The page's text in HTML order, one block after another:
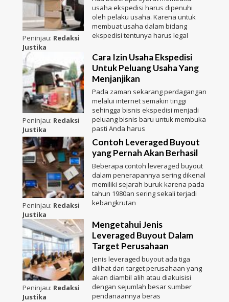
Peninjau: Redaksi
Justika
usaha ekspedisi harus dipenuhi
oleh pelaku usaha. Karena untuk
membuat usaha dalam bidang
ekspedisi tentunya harus legal
Peninjau: Redaksi
Justika
Cara Izin Usaha Ekspedisi
Untuk Peluang Usaha Yang
Menjanjikan
Pada zaman sekarang perdagangan
melalui internet semakin tinggi
sehingga bisnis ekspedisi menjadi
peluang bisnis baru untuk membuka
pasti Anda harus
Peninjau: Redaksi
Justika
Contoh Leveraged Buyout
yang Pernah Akan Berhasil
Beberapa contoh leveraged buyout
dalam penerapannya sering dikenal
memiliki sejarah buruk karena pada
tahun 1980an sering sekali terjadi
kebangkrutan
Peninjau: Redaksi
Justika
Mengetahui Jenis
Leveraged Buyout Dalam
Target Perusahaan
Jenis leveraged buyout ada tiga
dilihat dari target perusahaan yang
akan diambil alih atau diakuisisi
dengan sejumlah besar sumber
pendanaannya beras